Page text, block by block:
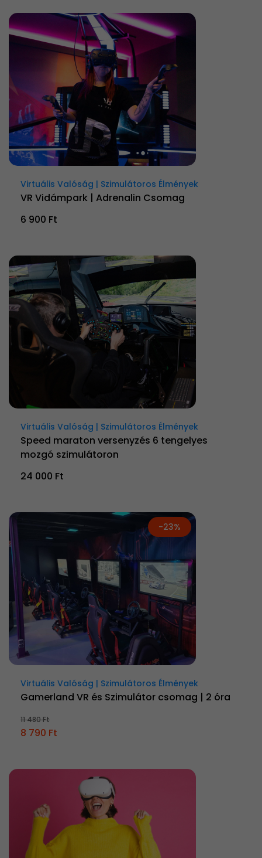
Virtuális Valóság | Szimulátoros Élmények
VR Vidámpark | Adrenalin Csomag
6 900 Ft
Virtuális Valóság | Szimulátoros Élmények
Speed maraton versenyzés 6 tengelyes
mozgó szimulátoron
24 000 Ft
-23%
Virtuális Valóság | Szimulátoros Élmények
Gamerland VR és Szimulátor csomag | 2 óra
11 480 Ft
8 790 Ft